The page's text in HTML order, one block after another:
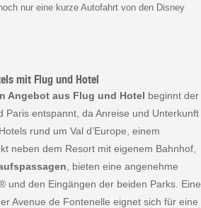
nur eine kurze Autofahrt von den Disney
mit Flug und Hotel
Angebot aus Flug und Hotel beginnt der
Paris entspannt, da Anreise und Unterkunft
rund um Val d’Europe, einem
neben dem Resort mit eigenem Bahnhof,
, bieten eine angenehme
und den Eingängen der beiden Parks. Eine
Avenue de Fontenelle eignet sich für eine